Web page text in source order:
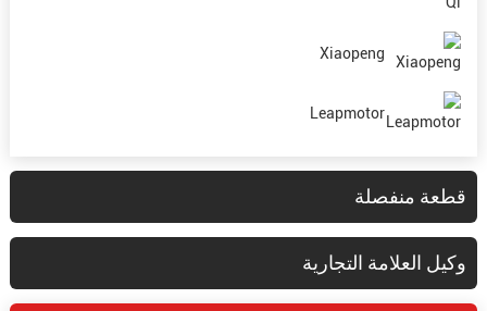
Xiaopeng
Leapmotor
قطعة منفصلة
وكيل العلامة التجارية